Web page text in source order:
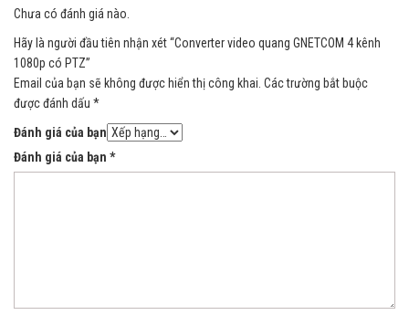
Chưa có đánh giá nào.
Hãy là người đầu tiên nhận xét “Converter video quang GNETCOM 4 kênh
1080p có PTZ”
Email của bạn sẽ không được hiển thị công khai. Các trường bắt buộc
được đánh dấu *
Đánh giá của bạn
Đánh giá của bạn *